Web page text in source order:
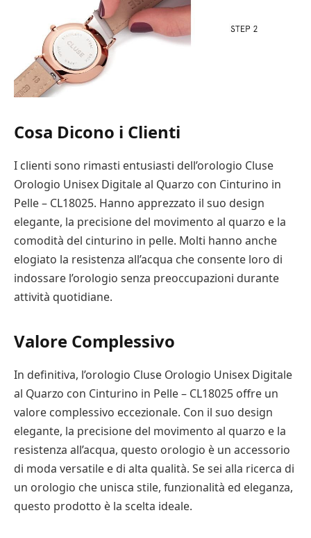
Cosa Dicono i Clienti
I clienti sono rimasti entusiasti dell’orologio Cluse
Orologio Unisex Digitale al Quarzo con Cinturino in
Pelle – CL18025. Hanno apprezzato il suo design
elegante, la precisione del movimento al quarzo e la
comodità del cinturino in pelle. Molti hanno anche
elogiato la resistenza all’acqua che consente loro di
indossare l’orologio senza preoccupazioni durante
attività quotidiane.
Valore Complessivo
In definitiva, l’orologio Cluse Orologio Unisex Digitale
al Quarzo con Cinturino in Pelle – CL18025 offre un
valore complessivo eccezionale. Con il suo design
elegante, la precisione del movimento al quarzo e la
resistenza all’acqua, questo orologio è un accessorio
di moda versatile e di alta qualità. Se sei alla ricerca di
un orologio che unisca stile, funzionalità ed eleganza,
questo prodotto è la scelta ideale.